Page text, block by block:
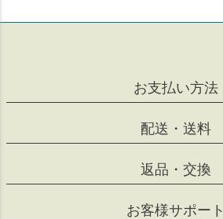
お支払い方法
配送・送料
返品・交換
お客様サポート